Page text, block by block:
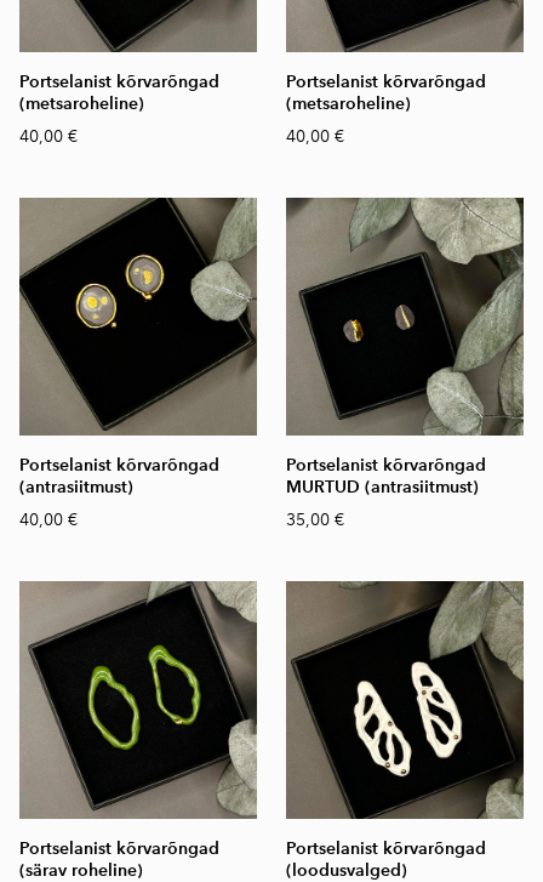
Portselanist kõrvarõngad
(metsaroheline)
40,00 €
Portselanist kõrvarõngad
(metsaroheline)
40,00 €
Portselanist kõrvarõngad
(antrasiitmust)
40,00 €
Portselanist kõrvarõngad
MURTUD (antrasiitmust)
35,00 €
Portselanist kõrvarõngad
(särav roheline)
Portselanist kõrvarõngad
(loodusvalged)